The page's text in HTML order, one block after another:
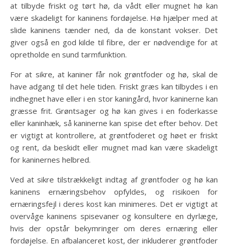
at tilbyde friskt og tørt hø, da vådt eller mugnet hø kan
være skadeligt for kaninens fordøjelse. Hø hjælper med at
slide kaninens tænder ned, da de konstant vokser. Det
giver også en god kilde til fibre, der er nødvendige for at
opretholde en sund tarmfunktion.
For at sikre, at kaniner får nok grøntfoder og hø, skal de
have adgang til det hele tiden. Friskt græs kan tilbydes i en
indhegnet have eller i en stor kaningård, hvor kaninerne kan
græsse frit. Grøntsager og hø kan gives i en foderkasse
eller kaninhæk, så kaninerne kan spise det efter behov. Det
er vigtigt at kontrollere, at grøntfoderet og høet er friskt
og rent, da beskidt eller mugnet mad kan være skadeligt
for kaninernes helbred.
Ved at sikre tilstrækkeligt indtag af grøntfoder og hø kan
kaninens ernæringsbehov opfyldes, og risikoen for
ernæringsfejl i deres kost kan minimeres. Det er vigtigt at
overvåge kaninens spisevaner og konsultere en dyrlæge,
hvis der opstår bekymringer om deres ernæring eller
fordøjelse. En afbalanceret kost, der inkluderer grøntfoder